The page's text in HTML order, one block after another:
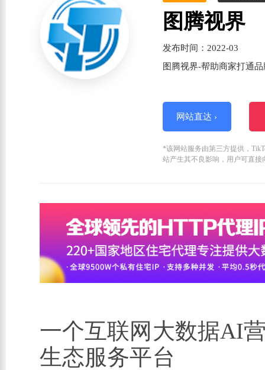
图腾视界
发布时间：2022-03
图腾视界-帮助商家打通
网站直达 ›
*该网站服务由第三方提供，
站产生其不良影响，用户可直
一个互联网大数据AI
生态服务平台